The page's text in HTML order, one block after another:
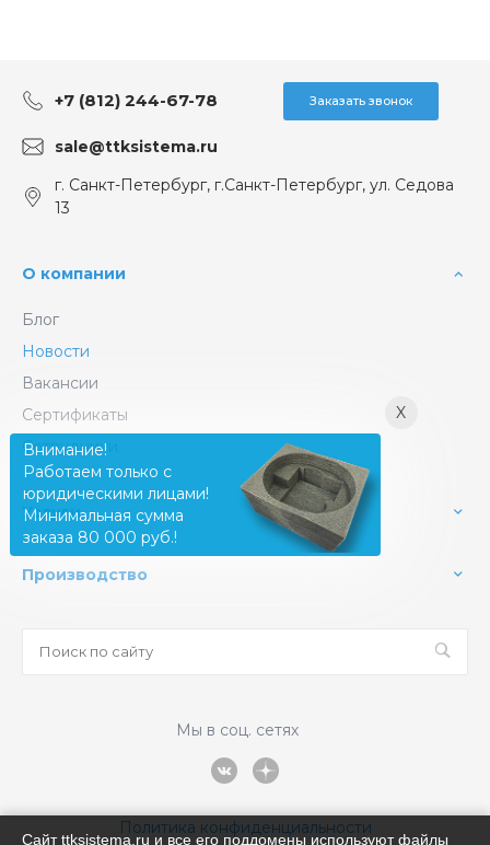
+7 (812) 244-67-78 Заказать звонок
sale@ttksistema.ru
г. Санкт-Петербург, г.Санкт-Петербург, ул. Седова
13
О компании
Блог
Новости
Вакансии
Сертификаты
Сотрудники
Услуги
Производство
Мы в соц. сетях
Политика конфиденциальности
X
Внимание!
Работаем только с
юридическими лицами!
Минимальная сумма
заказа 80 000 руб.!
Сайт ttksistema.ru и все его поддомены используют файлы